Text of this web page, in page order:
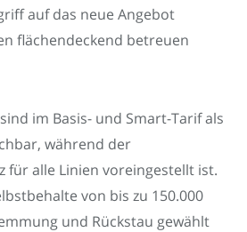
auf das neue Angebot
flächendeckend betreuen
im Basis- und Smart-Tarif als
während der
für alle Linien voreingestellt ist.
von bis zu 150.000
und Rückstau gewählt